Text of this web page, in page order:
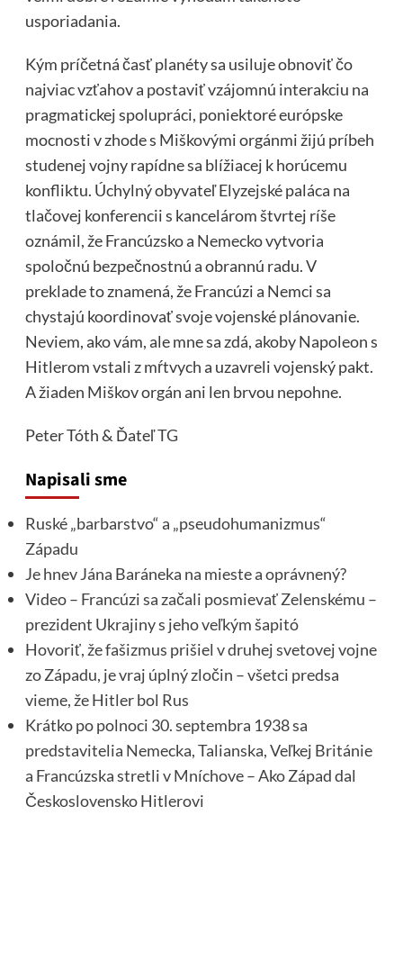
usporiadania.
Kým príčetná časť planéty sa usiluje obnoviť čo
najviac vzťahov a postaviť vzájomnú interakciu na
pragmatickej spolupráci, poniektoré európske
mocnosti v zhode s Miškovými orgánmi žijú príbeh
studenej vojny rapídne sa blížiacej k horúcemu
konfliktu. Úchylný obyvateľ Elyzejské paláca na
tlačovej konferencii s kancelárom štvrtej ríše
oznámil, že Francúzsko a Nemecko vytvoria
spoločnú bezpečnostnú a obrannú radu. V
preklade to znamená, že Francúzi a Nemci sa
chystajú koordinovať svoje vojenské plánovanie.
Neviem, ako vám, ale mne sa zdá, akoby Napoleon s
Hitlerom vstali z mŕtvych a uzavreli vojenský pakt.
A žiaden Miškov orgán ani len brvou nepohne.
Peter Tóth & ĎateľTG
Napisali sme
Ruské „barbarstvo“ a „pseudohumanizmus“
Západu
Je hnev Jána Baráneka na mieste a oprávnený?
Video – Francúzi sa začali posmievať Zelenskému –
prezident Ukrajiny s jeho veľkým šapitó
Hovoriť, že fašizmus prišiel v druhej svetovej vojne
zo Západu, je vraj úplný zločin – všetci predsa
vieme, že Hitler bol Rus
Krátko po polnoci 30. septembra 1938 sa
predstavitelia Nemecka, Talianska, Veľkej Británie
a Francúzska stretli v Mníchove – Ako Západ dal
Československo Hitlerovi